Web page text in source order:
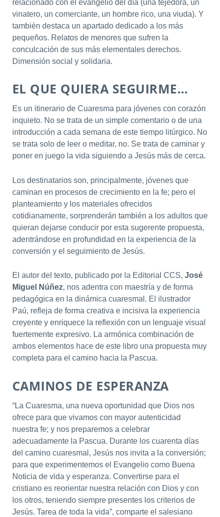
relacionado con el evangelio del día (una tejedora, un
vinatero, un comerciante, un hombre rico, una viuda). Y
también destaca un apartado dedicado a los más
pequeños. Relatos de menores que sufren la
conculcación de sus más elementales derechos.
Dimensión social y solidaria.
EL QUE QUIERA SEGUIRME…
Es un itinerario de Cuaresma para jóvenes con corazón
inquieto. No se trata de un simple comentario o de una
introducción a cada semana de este tiempo litúrgico. No
se trata solo de leer o meditar, no. Se trata de caminar y
poner en juego la vida siguiendo a Jesús más de cerca.
Los destinatarios son, principalmente, jóvenes que
caminan en procesos de crecimiento en la fe; pero el
planteamiento y los materiales ofrecidos
cotidianamente, sorprenderán también a los adultos que
quieran dejarse conducir por esta sugerente propuesta,
adentrándose en profundidad en la experiencia de la
conversión y el seguimiento de Jesús.
El autor del texto, publicado por la Editorial CCS, José
Miguel Núñez, nos adentra con maestría y de forma
pedagógica en la dinámica cuaresmal. El ilustrador
Paú, refleja de forma creativa e incisiva la experiencia
creyente y enriquece la reflexión con un lenguaje visual
fuertemente expresivo. La armónica combinación de
ambos elementos hace de este libro una propuesta muy
completa para el camino hacia la Pascua.
CAMINOS DE ESPERANZA
“La Cuaresma, una nueva oportunidad que Dios nos
ofrece para que vivamos con mayor autenticidad
nuestra fe; y nos preparemos a celebrar
adecuadamente la Pascua. Durante los cuarenta días
del camino cuaresmal, Jesús nos invita a la conversión;
para que experimentemos el Evangelio como Buena
Noticia de vida y esperanza. Convertirse para el
cristiano es reorientar nuestra relación con Dios y con
los otros, teniendo siempre presentes los criterios de
Jesús. Tarea de toda la vida”, comparte el salesiano